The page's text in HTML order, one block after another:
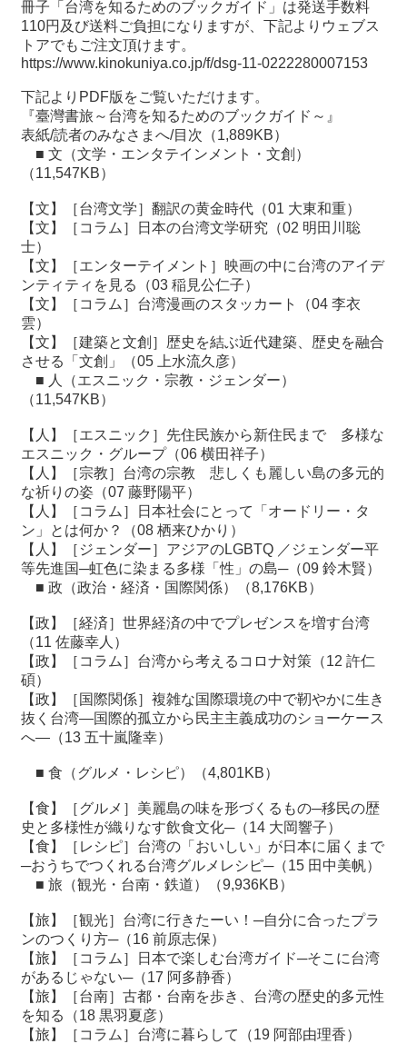
冊子「台湾を知るためのブックガイド」は発送手数料
110円及び送料ご負担になりますが、下記よりウェブス
トアでもご注文頂けます。
https://www.kinokuniya.co.jp/f/dsg-11-0222280007153
下記よりPDF版をご覧いただけます。
『臺灣書旅～台湾を知るためのブックガイド～』
表紙/読者のみなさまへ/目次 （1,889KB）
■ 文（文学・エンタテインメント・文創）
（11,547KB）
【文】［台湾文学］翻訳の黄金時代（01 大東和重）
【文】［コラム］日本の台湾文学研究（02 明田川聡
士）
【文】［エンターテイメント］映画の中に台湾のアイデ
ンティティを見る（03 稲見公仁子）
【文】［コラム］台湾漫画のスタッカート（04 李衣
雲）
【文】［建築と文創］歴史を結ぶ近代建築、歴史を融合
させる「文創」（05 上水流久彦）
■ 人（エスニック・宗教・ジェンダー）
（11,547KB）
【人】［エスニック］先住民族から新住民まで 多様な
エスニック・グループ（06 横田祥子）
【人】［宗教］台湾の宗教 悲しくも麗しい島の多元的
な祈りの姿（07 藤野陽平）
【人】［コラム］日本社会にとって「オードリー・タ
ン」とは何か？（08 栖来ひかり）
【人】［ジェンダー］アジアのLGBTQ ／ジェンダー平
等先進国─虹色に染まる多様「性」の島─（09 鈴木賢）
■ 政（政治・経済・国際関係） （8,176KB）
【政】［経済］世界経済の中でプレゼンスを増す台湾
（11 佐藤幸人）
【政】［コラム］台湾から考えるコロナ対策（12 許仁
碩）
【政】［国際関係］複雑な国際環境の中で靭やかに生き
抜く台湾―国際的孤立から民主主義成功のショーケース
へ―（13 五十嵐隆幸）
■ 食（グルメ・レシピ） （4,801KB）
【食】［グルメ］美麗島の味を形づくるもの─移民の歴
史と多様性が織りなす飲食文化─（14 大岡響子）
【食】［レシピ］台湾の「おいしい」が日本に届くまで
─おうちでつくれる台湾グルメレシピ─（15 田中美帆）
■ 旅（観光・台南・鉄道） （9,936KB）
【旅】［観光］台湾に行きたーい！─自分に合ったプラ
ンのつくり方─（16 前原志保）
【旅】［コラム］日本で楽しむ台湾ガイド─そこに台湾
があるじゃない─（17 阿多静香）
【旅】［台南］古都・台南を歩き、台湾の歴史的多元性
を知る（18 黒羽夏彦）
【旅】［コラム］台湾に暮らして（19 阿部由理香）